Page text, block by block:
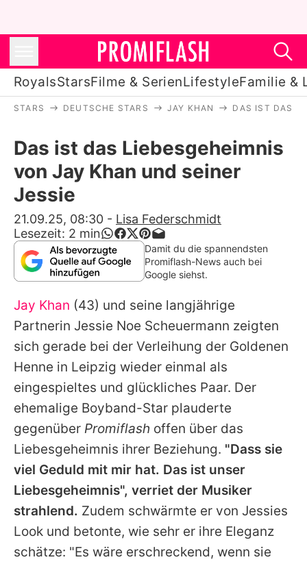
RoyalsStarsFilme & SerienLifestyleFamilie &
Stars
Filme & Serien
Lifestyle
Familie & Liebe
Promiflash Exklusiv
Alle Themen auf Promiflash
Jobs
App runterladen
Team
Redaktionelle Richtlinien
Impressum
Datenschutzerklärung
Utiq verwalten
STARS DEUTSCHE STARS JAY KHAN DAS IST DAS
Das ist das Liebesgeheimnis
von Jay Khan und seiner
Jessie
21.09.25, 08:30 - Lisa Federschmidt
Lesezeit: 2 min
Damit du die spannendsten
Promiflash-News auch bei
Google siehst.
Jay Khan (43) und seine langjährige
Partnerin Jessie Noe Scheuermann zeigten
sich gerade bei der Verleihung der Goldenen
Henne in Leipzig wieder einmal als
eingespieltes und glückliches Paar. Der
ehemalige Boyband-Star plauderte
gegenüber Promiflash offen über das
Liebesgeheimnis ihrer Beziehung. "Dass sie
viel Geduld mit mir hat. Das ist unser
Liebesgeheimnis", verriet der Musiker
strahlend. Zudem schwärmte er von Jessies
Look und betonte, wie sehr er ihre Eleganz
schätze: "Es wäre erschreckend, wenn sie